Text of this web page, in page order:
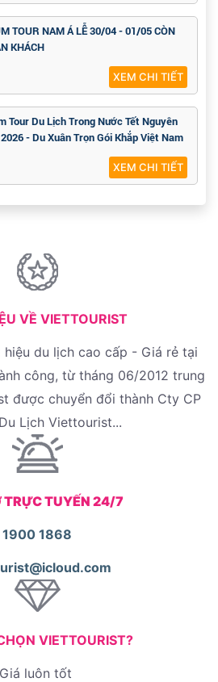
TOUR NAM Á LỄ 30/04 - 01/05 CÒN
KHÁCH
XEM CHI TIẾT
Tour Du Lịch Trong Nước Tết Nguyên
- Du Xuân Trọn Gói Khắp Việt Nam
XEM CHI TIẾT
VỀ VIETTOURIST
du lịch cao cấp - Giá rẻ tại
công, từ tháng 06/2012 trung
được chuyển đổi thành Cty CP
Lịch Viettourist...
TRỰC TUYẾN 24/7
1900 1868
VIETTOURIST?
Giá luôn tốt